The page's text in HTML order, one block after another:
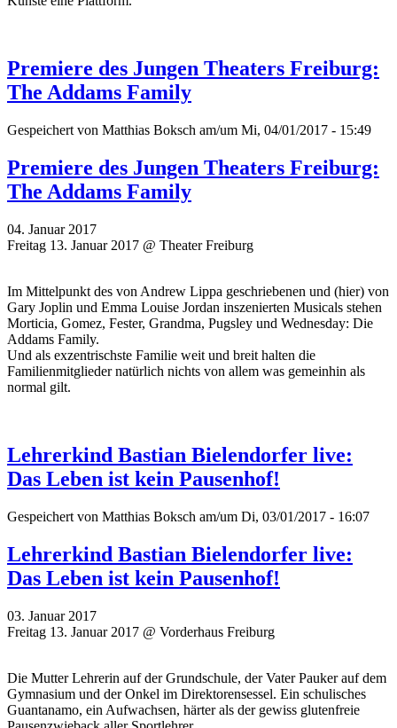
Premiere des Jungen Theaters Freiburg:
The Addams Family
Gespeichert von Matthias Boksch am/um Mi, 04/01/2017 - 15:49
Premiere des Jungen Theaters Freiburg:
The Addams Family
04. Januar 2017
Freitag 13. Januar 2017 @ Theater Freiburg
Im Mittelpunkt des von Andrew Lippa geschriebenen und (hier) von
Gary Joplin und Emma Louise Jordan inszenierten Musicals stehen
Morticia, Gomez, Fester, Grandma, Pugsley und Wednesday: Die
Addams Family.
Und als exzentrischste Familie weit und breit halten die
Familienmitglieder natürlich nichts von allem was gemeinhin als
normal gilt.
Lehrerkind Bastian Bielendorfer live:
Das Leben ist kein Pausenhof!
Gespeichert von Matthias Boksch am/um Di, 03/01/2017 - 16:07
Lehrerkind Bastian Bielendorfer live:
Das Leben ist kein Pausenhof!
03. Januar 2017
Freitag 13. Januar 2017 @ Vorderhaus Freiburg
Die Mutter Lehrerin auf der Grundschule, der Vater Pauker auf dem
Gymnasium und der Onkel im Direktorensessel. Ein schulisches
Guantanamo, ein Aufwachsen, härter als der gewiss glutenfreie